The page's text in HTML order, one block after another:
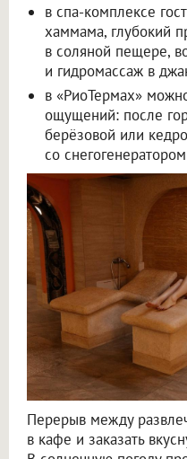
в спа-комплексе
хаммама, глубокий
в соляной пещере,
и гидромассаж в
в «РиоТермах»
ощущений: после
берёзовой или
со
Перерыв между
в кафе и заказать